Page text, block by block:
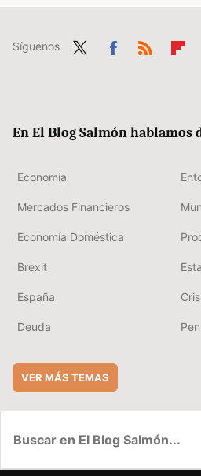
Síguenos
En El Blog Salmón hablamos
Economía
Mercados Financieros
Economía Doméstica
Brexit
España
Deuda
VER MÁS TEMAS